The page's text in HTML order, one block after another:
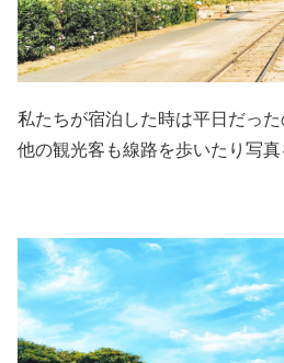
私たちが宿泊した時は平日だっ
他の観光客も線路を歩いたり写真